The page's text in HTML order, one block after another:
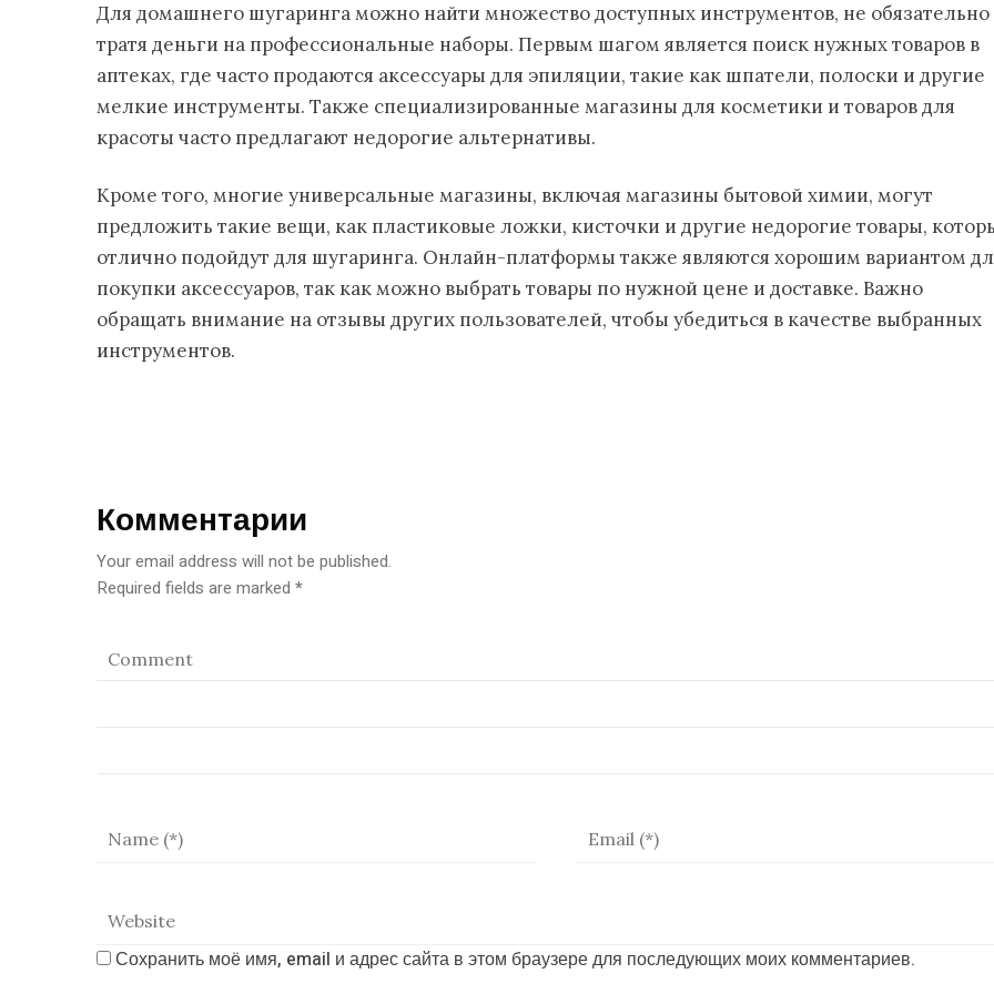
Для домашнего шугаринга можно найти множество доступных инструментов, не обязательно
тратя деньги на профессиональные наборы. Первым шагом является поиск нужных товаров в
аптеках, где часто продаются аксессуары для эпиляции, такие как шпатели, полоски и другие
мелкие инструменты. Также специализированные магазины для косметики и товаров для
красоты часто предлагают недорогие альтернативы.
Кроме того, многие универсальные магазины, включая магазины бытовой химии, могут
предложить такие вещи, как пластиковые ложки, кисточки и другие недорогие товары,
отлично подойдут для шугаринга. Онлайн-платформы также являются хорошим вариантом
покупки аксессуаров, так как можно выбрать товары по нужной цене и доставке. Важно
обращать внимание на отзывы других пользователей, чтобы убедиться в качестве выбранных
инструментов.
Комментарии
Your email address will not be published.
Required fields are marked *
Сохранить моё имя, email и адрес сайта в этом браузере для последующих моих комментариев.